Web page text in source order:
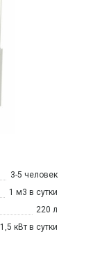
3-5 человек
1 м3 в сутки
220 л
1,5 кВт в сутки